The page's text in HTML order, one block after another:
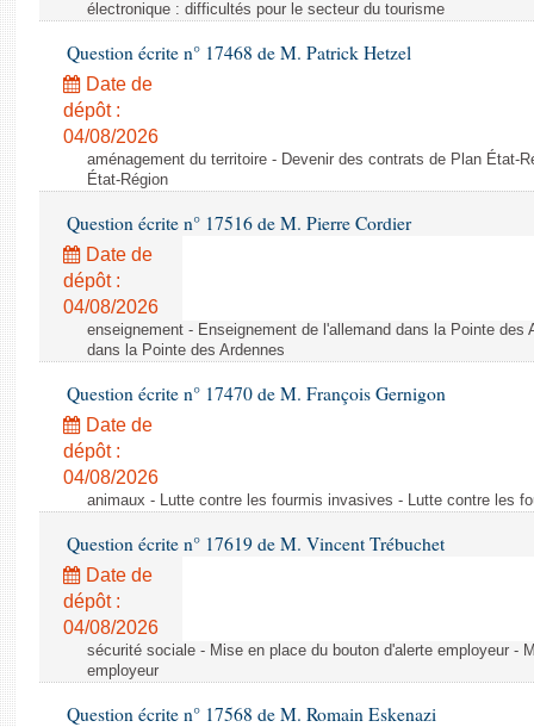
électronique : difficultés pour le secteur du tourisme
Question écrite n° 17468 de M. Patrick Hetzel
Date de
dépôt :
04/08/2026
aménagement du territoire - Devenir des contrats de Plan État-
État-Région
Question écrite n° 17516 de M. Pierre Cordier
Date de
dépôt :
04/08/2026
enseignement - Enseignement de l'allemand dans la Pointe des
dans la Pointe des Ardennes
Question écrite n° 17470 de M. François Gernigon
Date de
dépôt :
04/08/2026
animaux - Lutte contre les fourmis invasives - Lutte contre les
Question écrite n° 17619 de M. Vincent Trébuchet
Date de
dépôt :
04/08/2026
sécurité sociale - Mise en place du bouton d'alerte employeur -
employeur
Question écrite n° 17568 de M. Romain Eskenazi